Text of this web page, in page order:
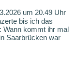
um 20.49 Uhr
bis ich das
Wann kommt ihr mal
Saarbrücken war